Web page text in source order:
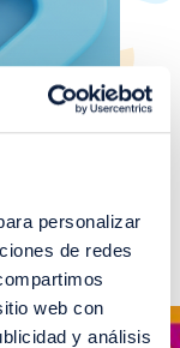
personalizar
de redes
web con
y análisis